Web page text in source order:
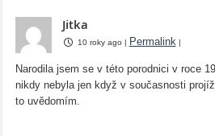
Jitka
10 roky ago | Permalink |
Narodila jsem se v této porodnici v roce
nikdy nebyla jen když v současnosti
to uvědomím.